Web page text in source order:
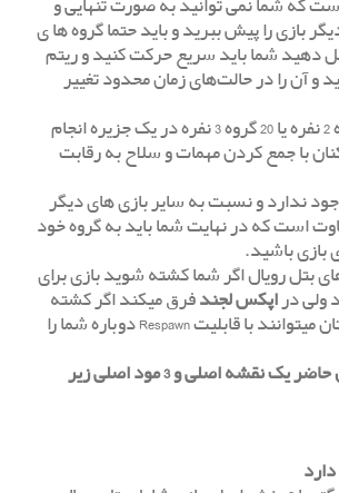
که شما نمی توانید به صورت تنهایی و
بازی را پیش ببرید و باید حتما گروه ها ی
دهید شما باید سریع حرکت کنید و ریتم
و آن را در حالت‌های زمان محدود تغییر
که حداکثر با 30 گروه 2 نفره یا 20 گروه 3 نفره در یک جزیره انجام
با جمع کردن مهمات و سلاح به رقابت
ندارد و نسبت به سایر بازی های دیگر
است که در نهایت شما باید به گروه خود
بازی باشید.
بتل رویال اگر شما کشته شوید بازی برای
ولی دراپکس لجندفرق میکند اگر کشته
شوید هم تیمی هایتان میتوانند با قابلیت Respawn دوباره شما را
در این نسخه درحال حاضر یک نقشه اصلی و 3 مود اصلی زیر